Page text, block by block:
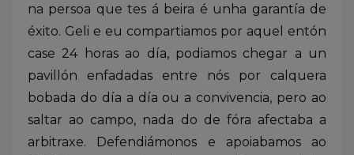
na persoa que tes á beira é unha garantía de
éxito. Geli e eu compartiamos por aquel entón
case 24 horas ao día, podiamos chegar a un
pavillón enfadadas entre nós por calquera
bobada do día a día ou a convivencia, pero ao
saltar ao campo, nada do de fóra afectaba a
arbitraxe. Defendiámonos e apoiabamos ao